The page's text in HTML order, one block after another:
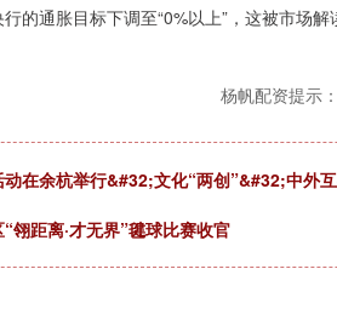
通胀目标下调至“0%以上”，这被市场解
杨帆配资提示
在余杭举行&#32;文化“两创”&#32;中外
翎距离·才无界”毽球比赛收官